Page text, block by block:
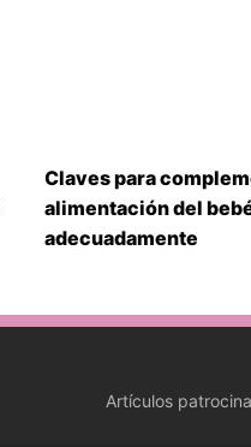
Claves para
alimentación del
adecuadamente
Artículos